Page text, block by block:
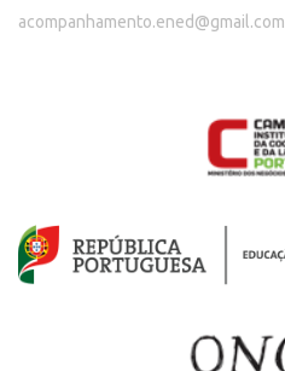
acompanhamento.ened@gmail.com